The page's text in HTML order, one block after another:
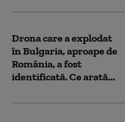
Drona care a explodat
în Bulgaria, aproape de
România, a fost
identificată. Ce arată...